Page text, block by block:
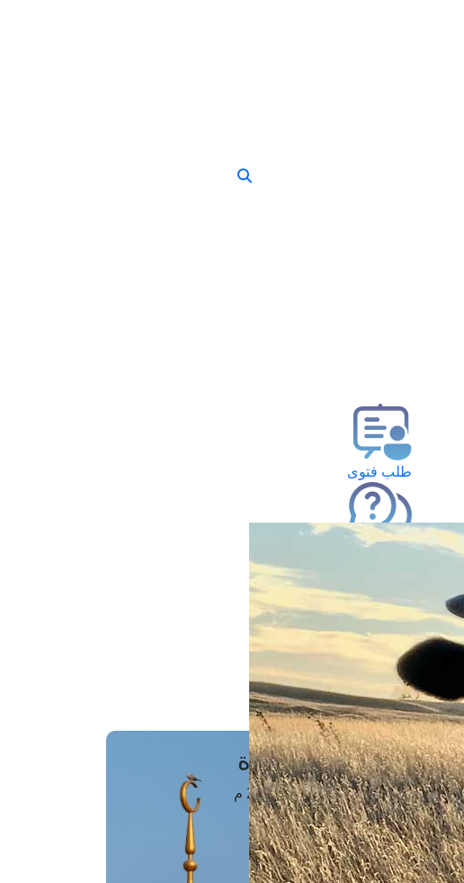
طلب فتوى
استعلام عن فتوى
حجز موعد
الفتوى الهاتفية
مَواقِيتُ الصَّـــلاة
القاهرة · 09 أغسطس 2026 م
الفجر
4 :43
الشروق